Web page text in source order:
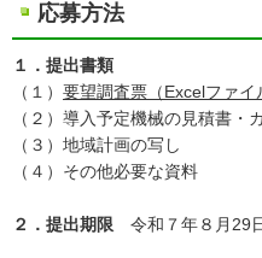
応募方法
１．提出書類
（１） 要望調査票（Excelファイ
（２）導入予定機械の見積書・
（３）地域計画の写し
（４）その他必要な資料
２．提出期限 令和７年８月29